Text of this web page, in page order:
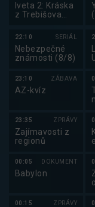
Iveta 2: Kráska
z Trebišova
22:10 SERIÁL
Nebezpečné
známosti (8/8)
23:10 ZÁBAVA
AZ-kvíz
23:35 ZPRÁVY
Zajímavosti z
regionů
00:05 DOKUMENT
Babylon
00:15 ZPRÁVY